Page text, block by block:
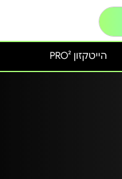
הייטקזון PRO²